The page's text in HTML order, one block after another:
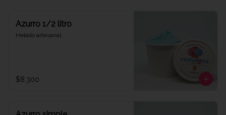
Azurro 1/2 litro
Helado artesanal
$8.300